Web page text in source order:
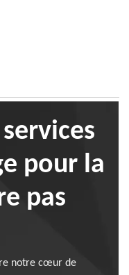
pour la
pas
notre cœur de